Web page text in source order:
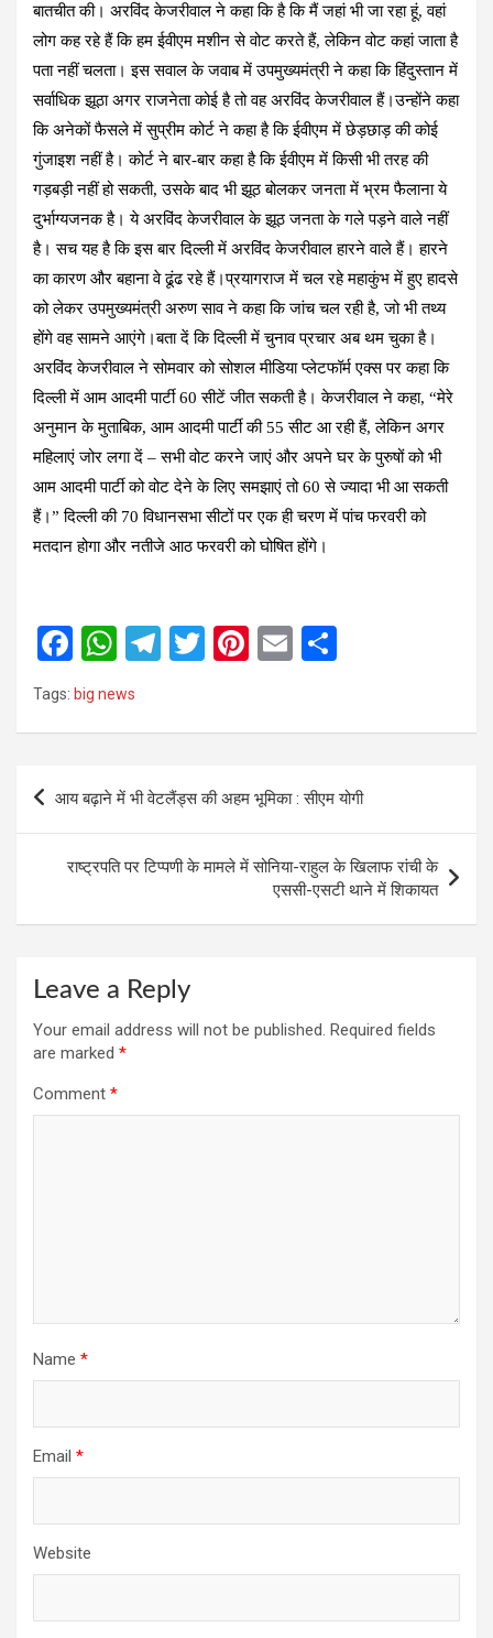
बातचीत की। अरविंद केजरीवाल ने कहा कि है कि मैं जहां भी जा रहा हूं, वहां
लोग कह रहे हैं कि हम ईवीएम मशीन से वोट करते हैं, लेकिन वोट कहां जाता है
पता नहीं चलता। इस सवाल के जवाब में उपमुख्यमंत्री ने कहा कि हिंदुस्तान में
सर्वाधिक झूठा अगर राजनेता कोई है तो वह अरविंद केजरीवाल हैं।उन्होंने कहा
कि अनेकों फैसले में सुप्रीम कोर्ट ने कहा है कि ईवीएम में छेड़छाड़ की कोई
गुंजाइश नहीं है। कोर्ट ने बार-बार कहा है कि ईवीएम में किसी भी तरह की
गड़बड़ी नहीं हो सकती, उसके बाद भी झूठ बोलकर जनता में भ्रम फैलाना ये
दुर्भाग्यजनक है। ये अरविंद केजरीवाल के झूठ जनता के गले पड़ने वाले नहीं
है। सच यह है कि इस बार दिल्ली में अरविंद केजरीवाल हारने वाले हैं। हारने
का कारण और बहाना वे ढूंढ रहे हैं।प्रयागराज में चल रहे महाकुंभ में हुए हादसे
को लेकर उपमुख्यमंत्री अरुण साव ने कहा कि जांच चल रही है, जो भी तथ्य
होंगे वह सामने आएंगे।बता दें कि दिल्ली में चुनाव प्रचार अब थम चुका है।
अरविंद केजरीवाल ने सोमवार को सोशल मीडिया प्लेटफॉर्म एक्स पर कहा कि
दिल्ली में आम आदमी पार्टी 60 सीटें जीत सकती है। केजरीवाल ने कहा, “मेरे
अनुमान के मुताबिक, आम आदमी पार्टी की 55 सीट आ रही हैं, लेकिन अगर
महिलाएं जोर लगा दें – सभी वोट करने जाएं और अपने घर के पुरुषों को भी
आम आदमी पार्टी को वोट देने के लिए समझाएं तो 60 से ज्यादा भी आ सकती
हैं।” दिल्ली की 70 विधानसभा सीटों पर एक ही चरण में पांच फरवरी को
मतदान होगा और नतीजे आठ फरवरी को घोषित होंगे।
F
a
ce
o
k
W
at
A
p
T
a
m
T
Pi
t
E
Tags: big news
navigation
आय बढ़ाने में भी वेटलैंड्स की अहम भूमिका : सीएम योगी
राष्ट्रपति पर टिप्पणी के मामले में सोनिया-राहुल के खिलाफ रांची के
एससी-एसटी थाने में शिकायत
Leave a Reply
Your email address will not be published. Required fields
are marked *
Comment *
Name *
Email *
Website